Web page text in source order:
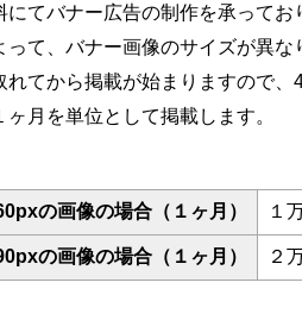
てバナー広告の制作を承ってお
って、バナー画像のサイズが異な
れてから掲載が始まりますので、
ヶ月を単位として掲載します。
の画像の場合（１ヶ月） １
の画像の場合（１ヶ月） ２